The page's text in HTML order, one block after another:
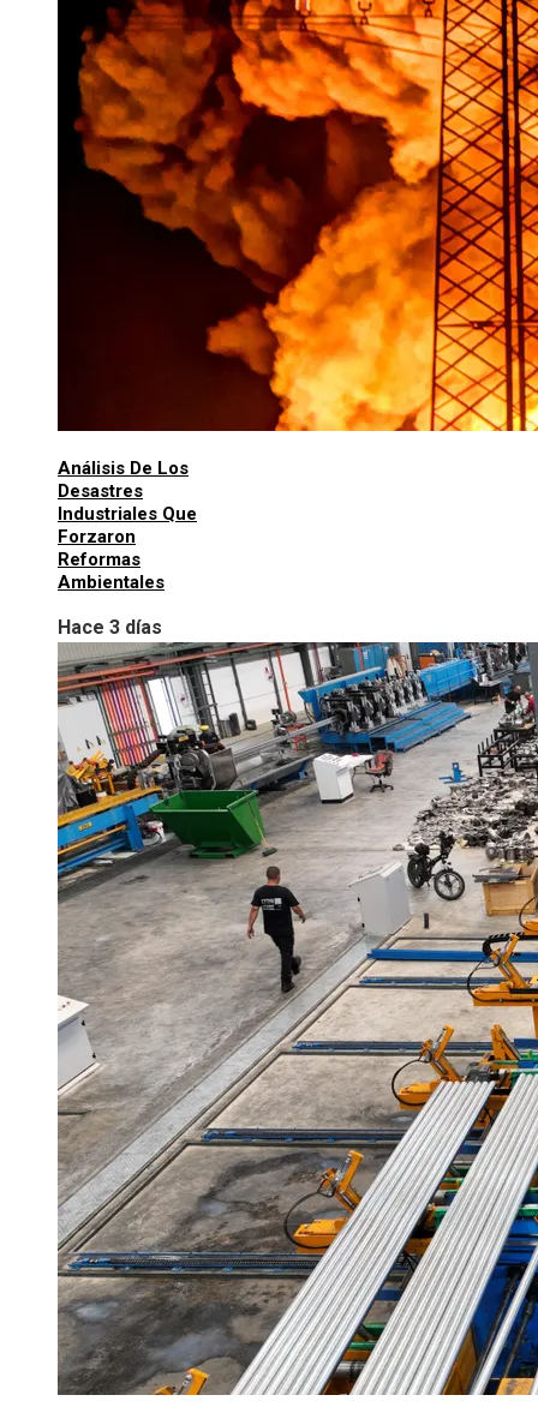
Análisis De Los
Desastres
Industriales Que
Forzaron
Reformas
Ambientales
Hace 3 días